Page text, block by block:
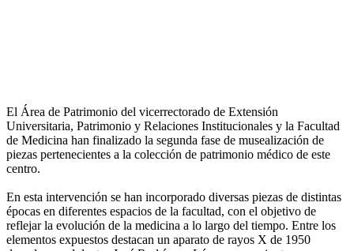
El Área de Patrimonio del vicerrectorado de Extensión
Universitaria, Patrimonio y Relaciones Institucionales y la Facultad
de Medicina han finalizado la segunda fase de musealización de
piezas pertenecientes a la colección de patrimonio médico de este
centro.
En esta intervención se han incorporado diversas piezas de distintas
épocas en diferentes espacios de la facultad, con el objetivo de
reflejar la evolución de la medicina a lo largo del tiempo. Entre los
elementos expuestos destacan un aparato de rayos X de 1950